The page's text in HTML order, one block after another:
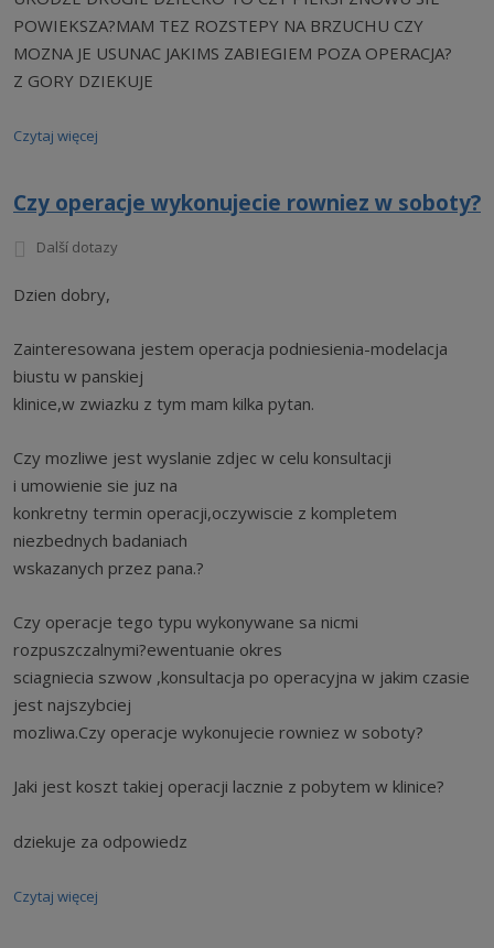
POWIEKSZA?MAM TEZ ROZSTEPY NA BRZUCHU CZY
MOZNA JE USUNAC JAKIMS ZABIEGIEM POZA OPERACJA?
Z GORY DZIEKUJE
Czytaj więcej
Czy operacje wykonujecie rowniez w soboty?
Další dotazy
Dzien dobry,
Zainteresowana jestem operacja podniesienia-modelacja
biustu w panskiej
klinice,w zwiazku z tym mam kilka pytan.
Czy mozliwe jest wyslanie zdjec w celu konsultacji
i umowienie sie juz na
konkretny termin operacji,oczywiscie z kompletem
niezbednych badaniach
wskazanych przez pana.?
Czy operacje tego typu wykonywane sa nicmi
rozpuszczalnymi?ewentuanie okres
sciagniecia szwow ,konsultacja po operacyjna w jakim czasie
jest najszybciej
mozliwa.Czy operacje wykonujecie rowniez w soboty?
Jaki jest koszt takiej operacji lacznie z pobytem w klinice?
dziekuje za odpowiedz
Czytaj więcej